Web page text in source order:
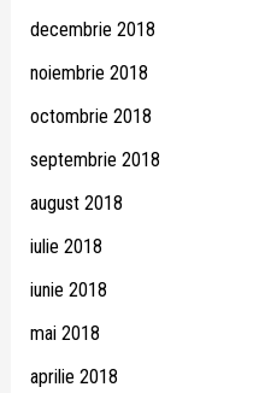
decembrie 2018
noiembrie 2018
octombrie 2018
septembrie 2018
august 2018
iulie 2018
iunie 2018
mai 2018
aprilie 2018